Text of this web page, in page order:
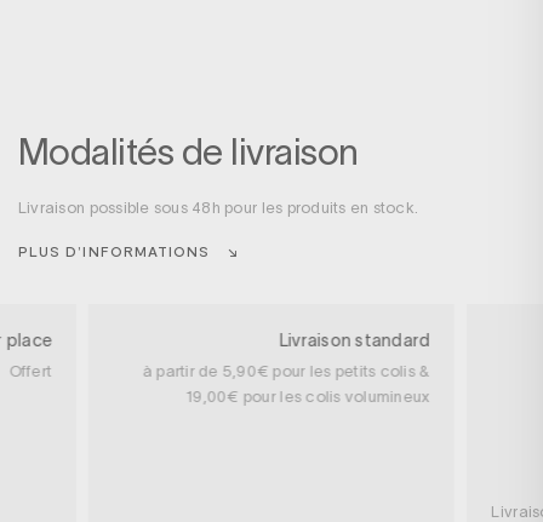
Modalités de livraison
Livraison possible sous 48h pour les produits en stock.
PLUS D’INFORMATIONS
place
Offert
Livraison standard
à partir de 5,90€ pour les petits colis &
19,00€ pour les colis volumineux